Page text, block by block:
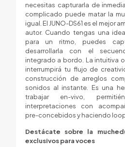
necesitas capturarla de
complicado puede matar la
igual. El JUNO-DS61 es el mejor
autor. Cuando tengas una
para un ritmo, puedes
desarrollarla con el
integrado a bordo. La intuitiva
interrumpirá tu flujo de
construcción de arreglos
sonidos al instante. Es una
trabajar en-vivo,
interpretaciones con
pre-concebidos y haciendo
Destácate sobre la
exclusivos para voces